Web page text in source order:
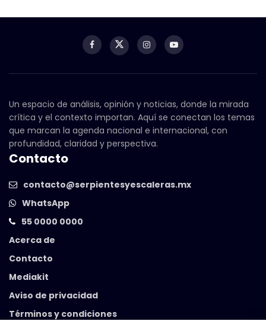
Un espacio de análisis, opinión y noticias, donde la mirada
crítica y el contexto importan. Aquí se conectan los temas
que marcan la agenda nacional e internacional, con
profundidad, claridad y perspectiva.
Contacto
contacto@serpientesyescaleras.mx
WhatsApp
55 0000 0000
Acerca de
Contacto
Mediakit
Aviso de privacidad
Términos y condiciones